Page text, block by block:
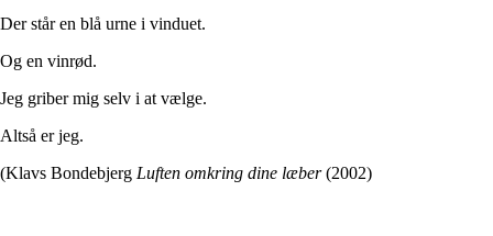
Der står en blå urne i vinduet.
Og en vinrød.
Jeg griber mig selv i at vælge.
Altså er jeg.
(Klavs Bondebjerg Luften omkring dine læber(2002)